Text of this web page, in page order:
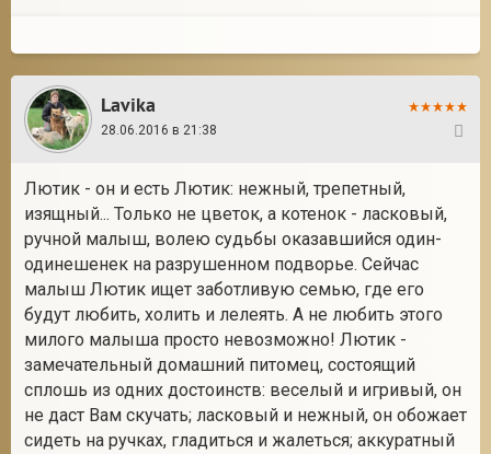
Lavika
28.06.2016 в 21:38
Лютик - он и есть Лютик: нежный, трепетный,
изящный... Только не цветок, а котенок - ласковый,
ручной малыш, волею судьбы оказавшийся один-
одинешенек на разрушенном подворье. Сейчас
малыш Лютик ищет заботливую семью, где его
будут любить, холить и лелеять. А не любить этого
милого малыша просто невозможно! Лютик -
замечательный домашний питомец, состоящий
сплошь из одних достоинств: веселый и игривый, он
не даст Вам скучать; ласковый и нежный, он обожает
сидеть на ручках, гладиться и жалеться; аккуратный